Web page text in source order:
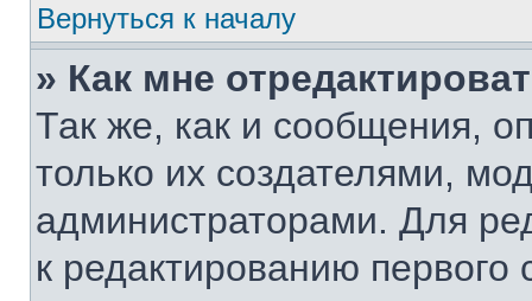
Вернуться к началу
» Как мне
Так же, как и сообщения,
только их создателями,
администраторами. Для
к редактированию